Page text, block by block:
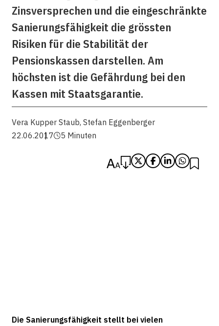
Zinsversprechen und die eingeschränkte
Sanierungsfähigkeit die grössten
Risiken für die Stabilität der
Pensionskassen darstellen. Am
höchsten ist die Gefährdung bei den
Kassen mit Staatsgarantie.
Vera Kupper Staub, Stefan Eggenberger
22.06.2017
5 Minuten
Die Sanierungsfähigkeit stellt bei vielen